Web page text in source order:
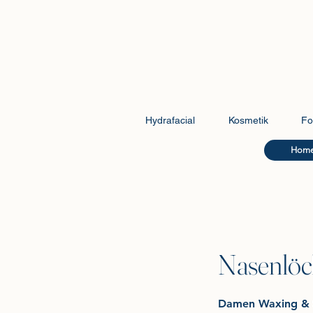
Hydrafacial Kosmetik
Damen Waxing &